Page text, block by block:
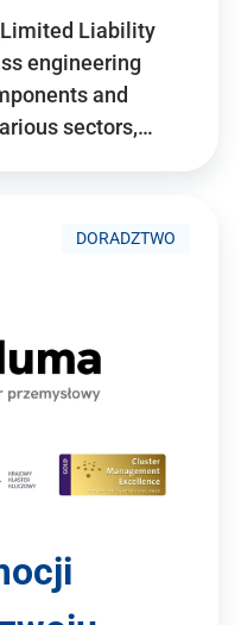
Liability
engineering
and
sectors,…
DORADZTWO